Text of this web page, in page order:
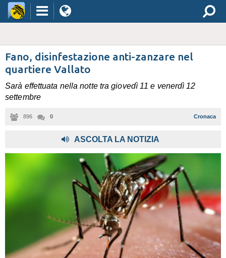
Fano, disinfestazione anti-zanzare nel
quartiere Vallato
Sarà effettuata nella notte tra giovedì 11 e venerdì 12
settembre
896 0 Cronaca
ASCOLTA LA NOTIZIA